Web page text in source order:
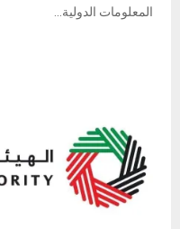
المعلومات الدولية...